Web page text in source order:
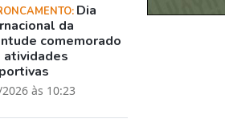
Dia
da
comemorado
atividades
às 10:23